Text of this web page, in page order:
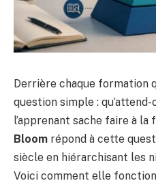
Derrière chaque formation
question simple :
l’apprenant sache faire à la
Bloom répond à cette
siècle en hiérarchisant les
Voici comment elle